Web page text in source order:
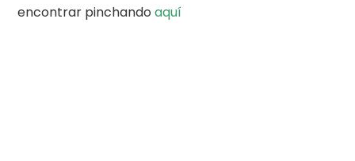
encontrar pinchandoaquí